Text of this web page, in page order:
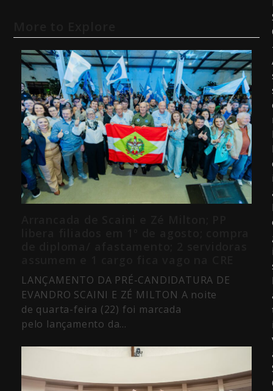
LANÇAMENTO DA PRÉ-CANDIDATURA DE
EVANDRO SCAINI E ZÉ MILTON A noite
de quarta-feira (22) foi marcada
pelo lançamento da…